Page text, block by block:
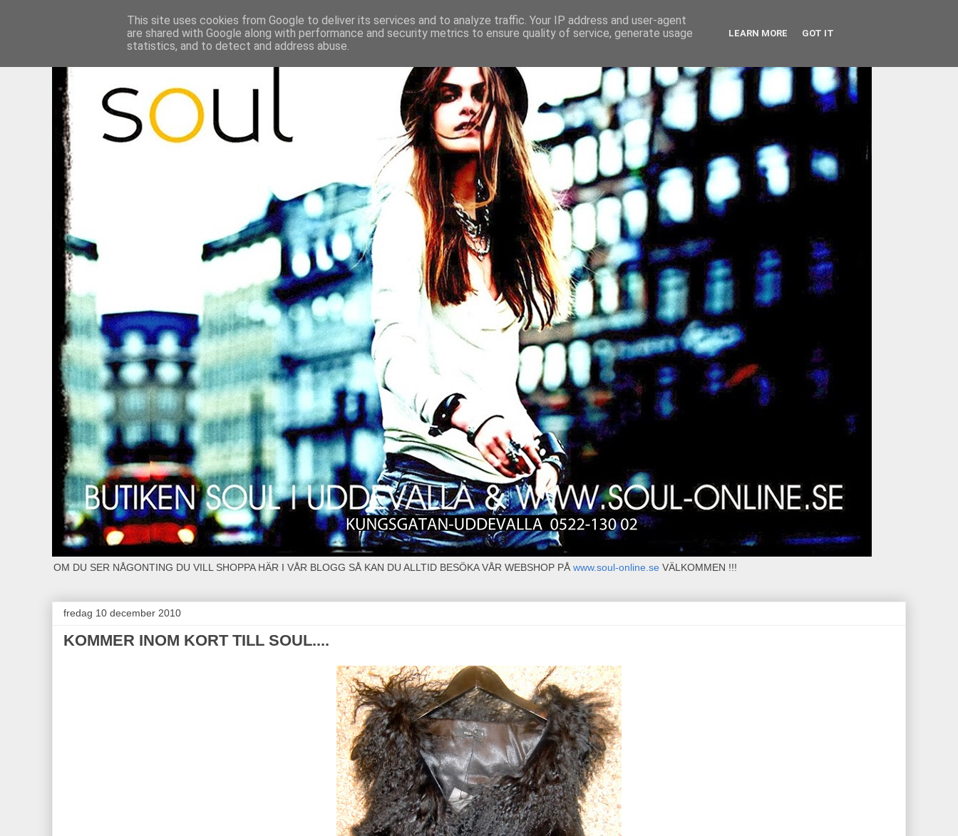
OM DU SER NÅGONTING DU VILL SHOPPA HÄR I VÅR BLOGG SÅ KAN DU ALLTID BESÖKA VÅR WEBSHOP PÅ www.soul-online.se VÄLKOMMEN !!!
fredag 10 december 2010
KOMMER INOM KORT TILL SOUL....
This site uses cookies from Google to deliver its services and to analyze traffic. Your IP address and user-agent
are shared with Google along with performance and security metrics to ensure quality of service, generate usage
statistics, and to detect and address abuse.
LEARN MORE GOT IT